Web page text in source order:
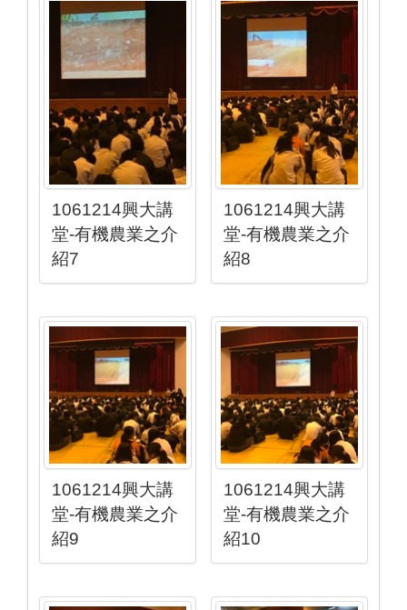
1061214興大講
堂-有機農業之介
紹7
1061214興大講
堂-有機農業之介
紹8
1061214興大講
堂-有機農業之介
紹9
1061214興大講
堂-有機農業之介
紹10